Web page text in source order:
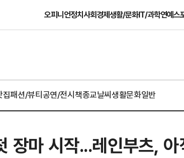
오피니언정치사회경제생활/문화IT/과학연예스
집패션/뷰티공연/전시책종교날씨생활문화일반
장마 시작...레인부츠,